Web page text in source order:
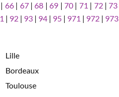
66| 67|68 |69 |70 | 71 | 72|73
| 92 | 93 | 94 | 95 | 971 | 972 | 973
Lille
Bordeaux
Toulouse